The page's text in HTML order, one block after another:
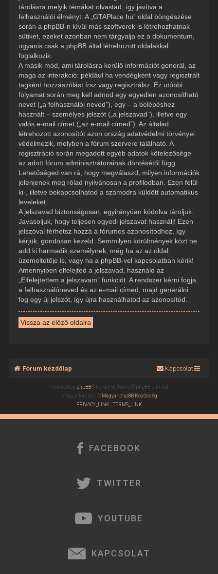
tárolásra melyik témákat olvastad, így javítva a
felhasználói élményt. A „GTAPlace.hu” oldal böngészése
során a phpBB-n kívül más szoftverek is létrehozhatnak
sütiket, ezeket azonban nem tárgyalja ez a dokumentum,
ugyanis csak a phpBB által létrehozott oldalakkal
foglalkozik.
A másik mód, ami tárolásra kerülő információt generál, az
maga az interakció: például ha vendégként vagy regisztrált
tagként hozzászólást írsz vagy regisztrálsz. Ez utóbbi
folyamat során meg kell adnod egy egyedien azonosítható
nevet („a felhasználói neved”), egy – a belépéshez
használt – személyes jelszót („a jelszavad”), illetve egy
valós e-mail címet („az e-mail címed”). Az általad
létrehozott azonosítót azon ország adatvédelmi törvényei
védelmezik, melyben a fórum szervere található. A
regisztráció során megadott egyéb adatok kötelezősége
az adott fórum adminisztrátorainak döntésétől függ.
Lehetőséged van rá, hogy megválaszd, milyen információk
jelenjenek meg rólad nyilvánosan a profilodban. Ezen felül
ki-, illetve bekapcsolhatod a számodra küldött automatikus
leveleket.
A jelszavad biztonságosan, egyirányúan kódolva tároljuk.
Javasoljuk, hogy teljesen egyedi jelszavat használj! Ezen
jelszóval férhetsz hozzá a fórumos azonosítódhoz, így
kérjük, gondosan kezeld. Semmilyen körülmények közt ne
add ki harmadik személynek, még ha az az oldal
üzemeltetője is, vagy ha a phpBB-vel kapcsolatban kérik!
Amennyiben elfelejted a jelszavad, használd az
„Elfelejtettem a jelszavam” funkciót. A rendszer kérni fogja
a felhasználóneved és az e-mail címed, majd generálni
fog egy új jelszót, így újra használhatod az azonosítód.
Vissza az előző oldalra
Fórum kezdőlap Kapcsolat
Powered by phpBB® Forum Software © phpBB Limited
Magyar fordítás © Magyar phpBB Közösség
PRIVACY_LINK |TERMS_LINK
FACEBOOK
TWITTER
YOUTUBE
KAPCSOLAT